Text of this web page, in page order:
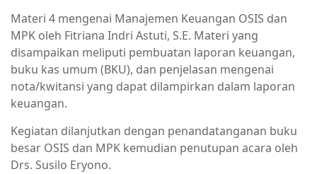
Materi 4 mengenai Manajemen Keuangan OSIS dan
MPK oleh Fitriana Indri Astuti, S.E. Materi yang
disampaikan meliputi pembuatan laporan keuangan,
buku kas umum (BKU), dan penjelasan mengenai
nota/kwitansi yang dapat dilampirkan dalam laporan
keuangan.
Kegiatan dilanjutkan dengan penandatanganan buku
besar OSIS dan MPK kemudian penutupan acara oleh
Drs. Susilo Eryono.